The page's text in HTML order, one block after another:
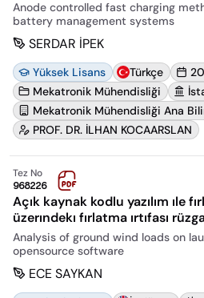
Anode controlled fast charging
battery management systems
SERDAR İPEK
Yüksek Lisans Türkçe
Mekatronik Mühendisliği
Mekatronik Mühendisliği Ana
PROF. DR. İLHAN KOCAARSLAN
Tez No
968226
Açık kaynak kodlu yazılım ıle
üzerındekı fırlatma ırtıfası
Analysis of ground wind loads on
opensource software
ECE SAYKAN